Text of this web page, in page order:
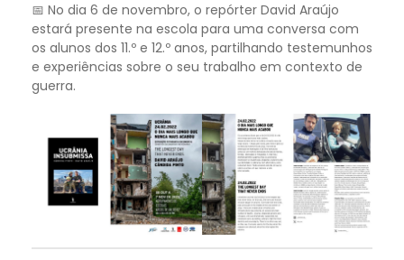
📅 No dia 6 de novembro, o repórter David Araújo
estará presente na escola para uma conversa com
os alunos dos 11.º e 12.º anos, partilhando testemunhos
e experiências sobre o seu trabalho em contexto de
guerra.